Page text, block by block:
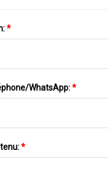
*
WhatsApp:*
*